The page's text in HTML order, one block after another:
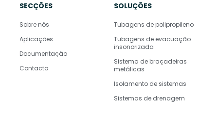
SECÇÕES
Sobre nós
Aplicações
Documentação
Contacto
SOLUÇÕES
Tubagens de polipropileno
Tubagens de evacuação
insonorizada
Sistema de braçadeiras
metálicas
Isolamento de sistemas
Sistemas de drenagem